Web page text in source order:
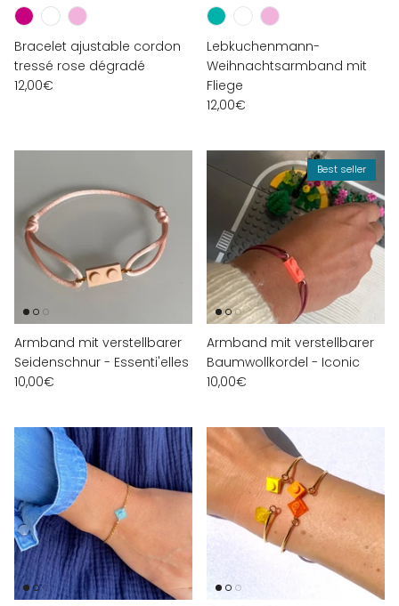
Bracelet ajustable cordon
tressé rose dégradé
12,00€
Lebkuchenmann-
Weihnachtsarmband mit
Fliege
12,00€
Armband mit verstellbarer
Seidenschnur - Essenti'elles
10,00€
Best seller
Armband mit verstellbarer
Baumwollkordel - Iconic
10,00€